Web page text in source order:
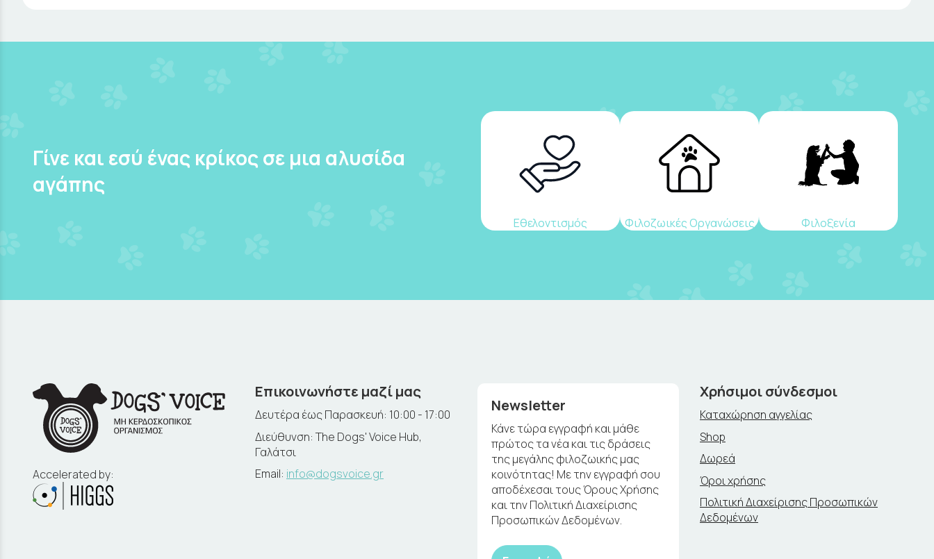
Γίνε και εσύ ένας κρίκος σε μια αλυσίδα
αγάπης
Εθελοντισμός Φιλοζωικές Οργανώσεις Φιλοξενία
Accelerated by:
Επικοινωνήστε μαζί μας
Δευτέρα έως Παρασκευή: 10:00 - 17:00
Διεύθυνση: The Dogs' Voice Hub,
Γαλάτσι
Email: info@dogsvoice.gr
Newsletter
Κάνε τώρα εγγραφή και μάθε
πρώτος τα νέα και τις δράσεις
της μεγάλης φιλοζωικής μας
κοινότητας! Με την εγγραφή σου
αποδέχεσαι τους Όρους Χρήσης
και την Πολιτική Διαχείρισης
Προσωπικών Δεδομένων.
Χρήσιμοι σύνδεσμοι
Καταχώρηση αγγελίας
Shop
Δωρεά
Όροι χρήσης
Πολιτική Διαχείρισης Προσωπικών
Δεδομένων